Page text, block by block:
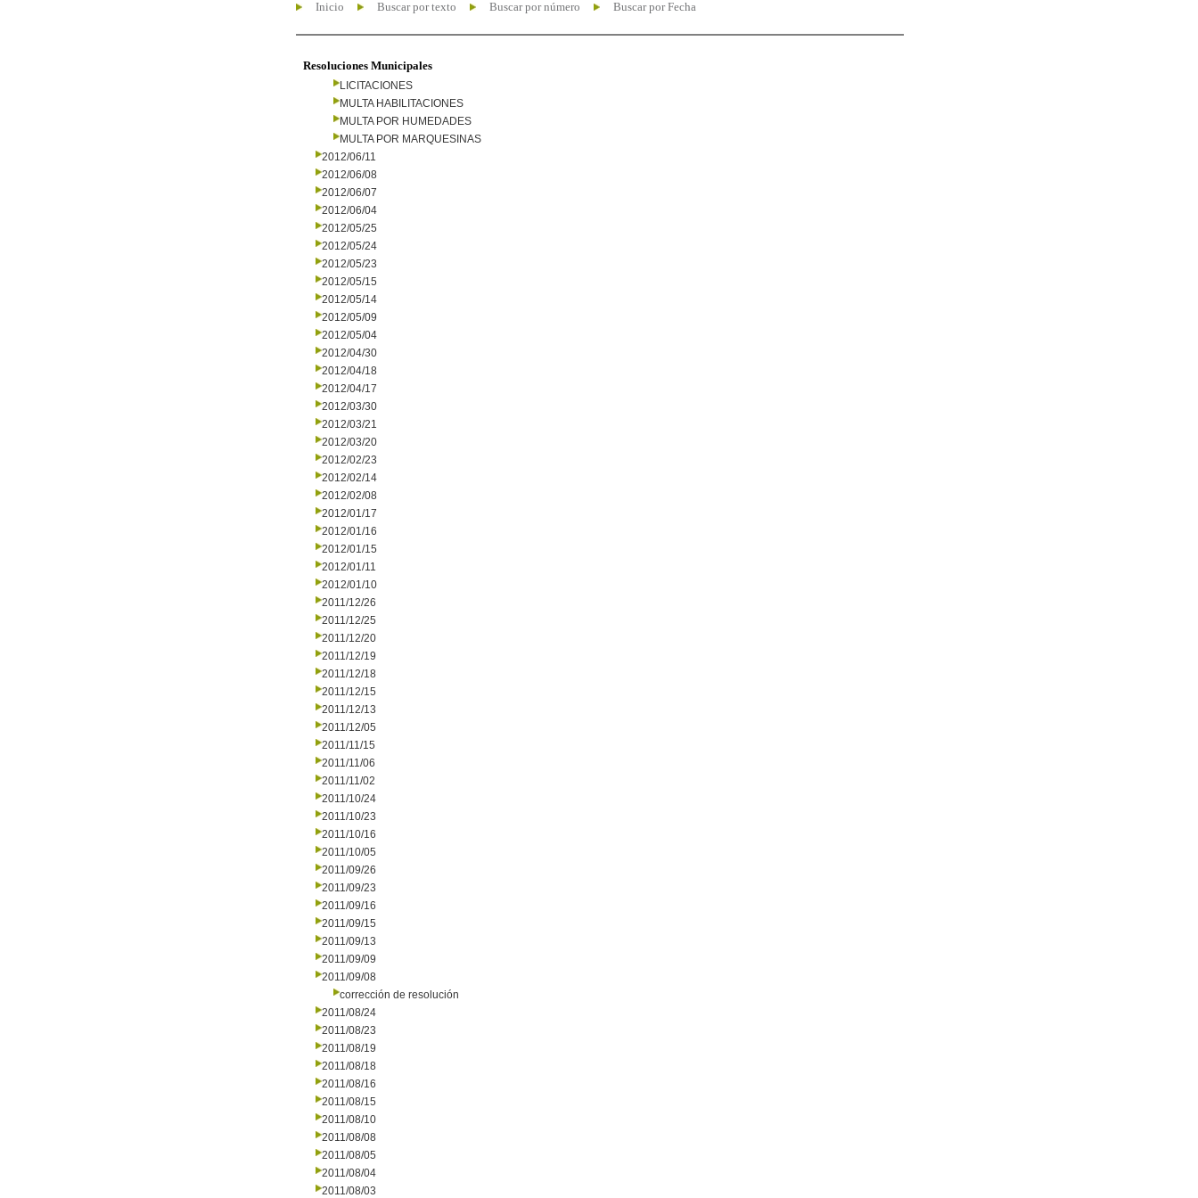
Inicio Buscar por texto Buscar por número Buscar por Fecha
Resoluciones Municipales
LICITACIONES
MULTA HABILITACIONES
MULTA POR HUMEDADES
MULTA POR MARQUESINAS
2012/06/11
2012/06/08
2012/06/07
2012/06/04
2012/05/25
2012/05/24
2012/05/23
2012/05/15
2012/05/14
2012/05/09
2012/05/04
2012/04/30
2012/04/18
2012/04/17
2012/03/30
2012/03/21
2012/03/20
2012/02/23
2012/02/14
2012/02/08
2012/01/17
2012/01/16
2012/01/15
2012/01/11
2012/01/10
2011/12/26
2011/12/25
2011/12/20
2011/12/19
2011/12/18
2011/12/15
2011/12/13
2011/12/05
2011/11/15
2011/11/06
2011/11/02
2011/10/24
2011/10/23
2011/10/16
2011/10/05
2011/09/26
2011/09/23
2011/09/16
2011/09/15
2011/09/13
2011/09/09
2011/09/08
corrección de resolución
2011/08/24
2011/08/23
2011/08/19
2011/08/18
2011/08/16
2011/08/15
2011/08/10
2011/08/08
2011/08/05
2011/08/04
2011/08/03